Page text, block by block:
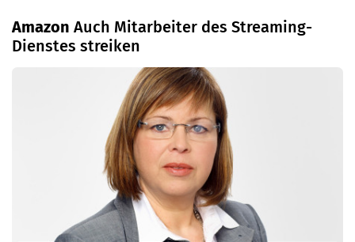
Amazon Auch Mitarbeiter des Streaming-
Dienstes streiken